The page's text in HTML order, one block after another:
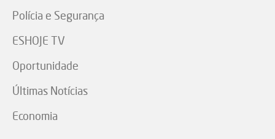
Polícia e Segurança
ESHOJE TV
Oportunidade
Últimas Notícias
Economia